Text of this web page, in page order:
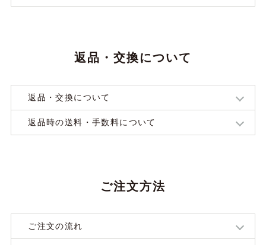
返品・交換について
返品・交換について
返品時の送料・手数料について
ご注文方法
ご注文の流れ